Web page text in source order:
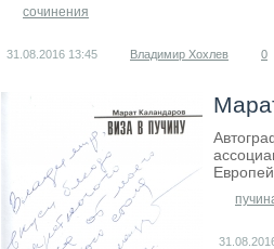
сочинения
31.08.2016 13:45 Владимир Хохлев 0